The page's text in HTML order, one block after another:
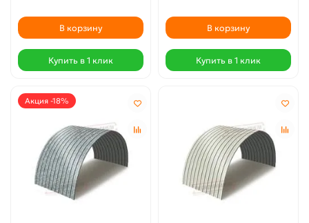
В корзину
Купить в 1 клик
В корзину
Купить в 1 клик
Акция -18%